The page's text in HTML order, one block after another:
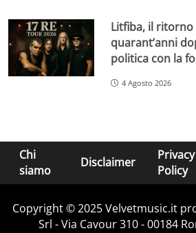
Litfiba, il ritorno
quarant’anni
politica con la
4 Agosto 2026
Chi
siamo
Disclaimer
Privacy
Policy
Copyright © 2025 Velvetmusic.it
Srl - Via Cavour 310 - 00184